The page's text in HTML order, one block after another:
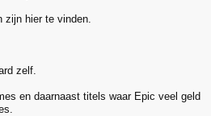
zijn hier te vinden.
zelf.
en daarnaast titels waar Epic veel geld